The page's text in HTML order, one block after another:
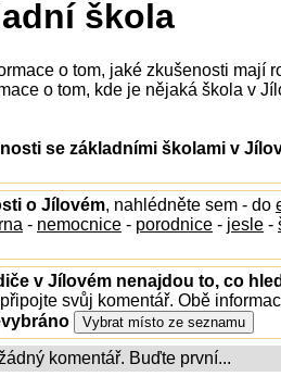
škola
o tom, jaké zkušenosti mají
o tom, kde je nějaká škola v
se základními školami v
o Jílovém, nahlédněte sem - do
- nemocnice - porodnice - jesle -
v Jílovém nenajdou to, co
svůj komentář. Obě
komentář. Buďte první...